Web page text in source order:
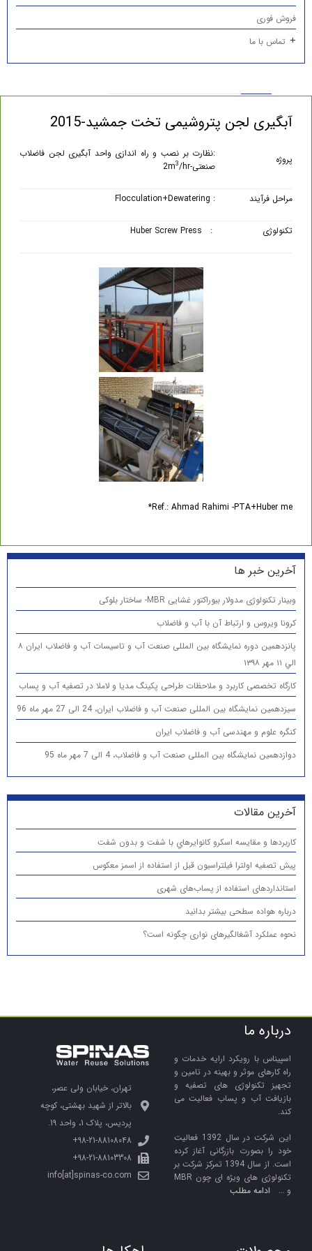
فروش فوری
تماس با ما
آبگیری لجن پتروشیمی تخت جمشید-2015
پروژه
:نظارت بر نصب و راه اندازی واحد آبگیری لجن فاضلاب
صنعتی-2m
3/hr
مراحل فرآیند : Flocculation+Dewatering
تکنولوژی : Huber Screw Press
Ref.: Ahmad Rahimi -PTA+Huber me*
آخرین خبر ها
وبینار تکنولوژی مدولار بیوراکتور غشایی MBR- ساختار بلوکی
کرونا ویروس و ارتباط آن با آب و فاضلاب
پانزدهمين دوره نمایشگاه بین المللی صنعت آب و تاسیسات آب و فاضلاب ایران ۸
الي ۱۱ مهر ۱۳۹۸
کارگاه تخصصی کاربرد و ملاحظات طراحی پکینگ مدیا و لاملا در تصفیه آب و پساب
سیزدهمین نمایشگاه بین المللی صنعت آب و فاضلاب ایران، 24 الی 27 مهر ماه 96
کنگره علوم و مهندسی آب و فاضلاب ایران
دوازدهمین نمایشگاه بین المللی صنعت آب و فاضلاب، 4 الی 7 مهر ماه 95
آخرین مقالات
كاربردها و مقایسه اسكرو كانوايرهاي با شفت و بدون شفت
پیش تصفیه اولترا فیلتراسیون قبل از استفاده از اسمز معکوس
استانداردهای استفاده از پساب‌های شهری
درباره هواده سطحی بیشتر بدانید
نحوه عملکرد آشغالگیرهای نواری چگونه است؟
درباره ما
اسپیناس با رویکرد ارایه خدمات و
راه کارهای موثر و بهینه در تامین و
تجهیز تکنولوژی های تصفیه و
بازیافت آب و پساب فعالیت می
کند.
این شرکت در سال 1392 فعالیت
خود را بصورت بازرگانی آغاز کرده
است. از سال 1394 تمرکز شرکت بر
تکنولوژی های ویژه ای چون MBR
و … ادامه مطلب
تهران، خیابان ولی عصر،
بالاتر از شهید بهشتی، کوچه
پردیس، پلاک 1، واحد 19.
98-21-88108048+
98-21-88103308+
info[at]spinas-co.com